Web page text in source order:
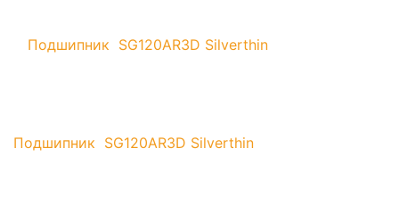
Подшипник SG120AR3D Silverthin